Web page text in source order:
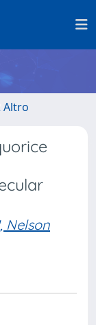
Altro
Nelson